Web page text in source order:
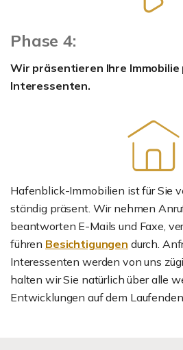
Phase 4:
Wir präsentieren Ihre
Interessenten.
Hafenblick-Immobilien ist für Sie
ständig präsent. Wir nehmen
beantworten E-Mails und Faxe,
führen Besichtigungen durch.
Interessenten werden von uns
halten wir Sie natürlich über alle
Entwicklungen auf dem